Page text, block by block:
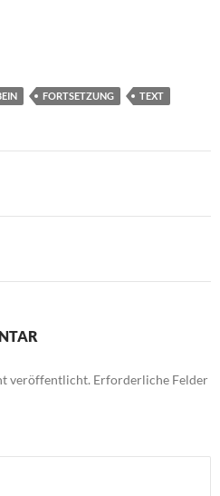
FORTSETZUNG TEXT
veröffentlicht. Erforderliche Felder